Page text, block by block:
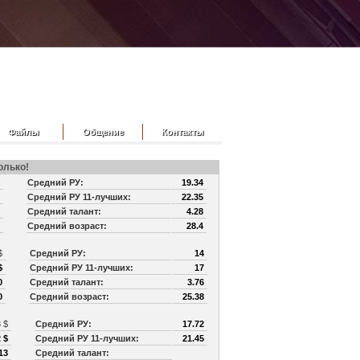
Файлы Общение Контакты
Средний РУ:
19.34
Средний РУ 11-лучших:
22.35
Средний талант:
4.28
Средний возраст:
28.4
Средний РУ:
14
Средний РУ 11-лучших:
17
Средний талант:
3.76
Средний возраст:
25.38
$
$
Средний РУ:
17.72
Средний РУ 11-лучших:
21.45
Средний талант: